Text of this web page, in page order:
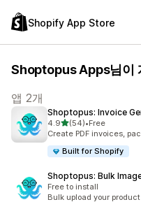
Shopify App Store
Shoptopus Apps님이
앱 2개
Shoptopus: Invoice
4.9별 5개 중
(54)
총 리뷰 54개
•Free
Create PDF invoices,
Built for Shopify
Shoptopus: Bulk
Free to install
Bulk upload your